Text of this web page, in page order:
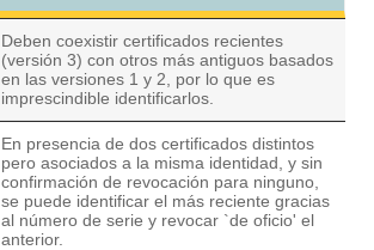
Deben coexistir certificados recientes
(versión 3) con otros más antiguos basados
en las versiones 1 y 2, por lo que es
imprescindible identificarlos.
En presencia de dos certificados distintos
pero asociados a la misma identidad, y sin
confirmación de revocación para ninguno,
se puede identificar el más reciente gracias
al número de serie y revocar `de oficio' el
anterior.